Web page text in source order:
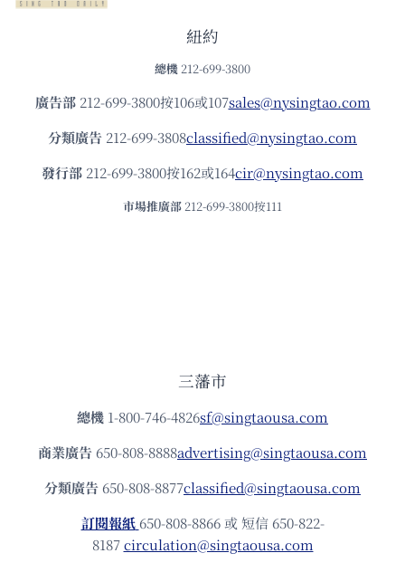
紐約
總機 212-699-3800
廣告部212-699-3800按106或107sales@nysingtao.com
分類廣告 212-699-3808classified@nysingtao.com
發⾏部 212-699-3800按162或164cir@nysingtao.com
市場推廣部 212-699-3800按111
三藩市
總機 1-800-746-4826sf@singtaousa.com
商業廣告 650-808-8888advertising@singtaousa.com
分類廣告 650-808-8877classified@singtaousa.com
訂閱報紙 650-808-8866 或 短信 650-822-
8187circulation@singtaousa.com